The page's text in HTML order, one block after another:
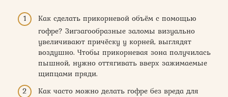
Как сделать прикорневой объём с помощью
гофре? Зигзагообразные заломы визуально
увеличивают причёску у корней, выглядят
воздушно. Чтобы прикорневая зона получилась
пышной, нужно оттягивать вверх зажимаемые
щипцами пряди.
Как часто можно делать гофре без вреда для